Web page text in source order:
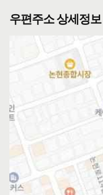
우편주소 상세정보